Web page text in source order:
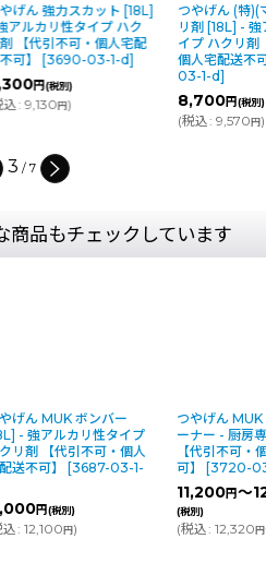
[18L]
ク
配
]
つやげん (特)(マルトク)ハク
リ剤 [18L] - 強アルカリ性タ
イプ ハクリ剤 【代引不可・
個人宅配送不可】
3689-
8,700
つ
強
剤
不
(
4 / 7
商品もチェックしています
げん MUK ボンバー
- 強アルカリ性タイプ
リ剤 【代引不可・個人
送不可】
3687-03-1-
円(税別)
: 12,100円)
つやげん MUK
ーナー - 厨房専
【代引不可・
可】
3720-
11,200円～
(税別)
税込: 12,320円